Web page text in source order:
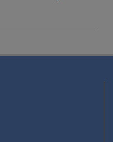
26 juillet